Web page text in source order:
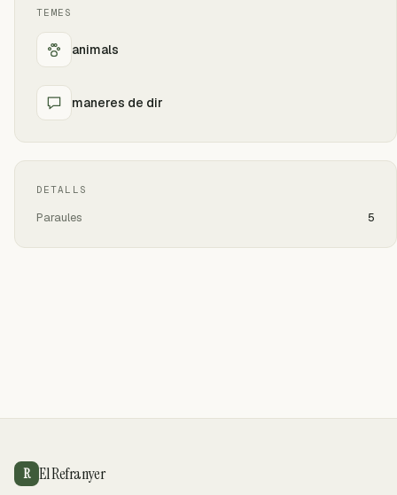
TEMES
animals
maneres de dir
DETALLS
Paraules 5
R El Refranyer